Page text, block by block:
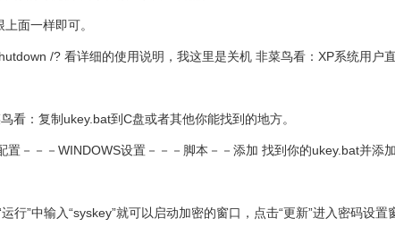
面一样即可。
/? 看详细的使用说明，我这里是关机 非菜鸟看：XP系统用户
：复制ukey.bat到C盘或者其他你能找到的地方。
－－－WINDOWS设置－－－脚本－－添加 找到你的ukey.bat并添
行”中输入“syskey”就可以启动加密的窗口，点击“更新”进入密码设